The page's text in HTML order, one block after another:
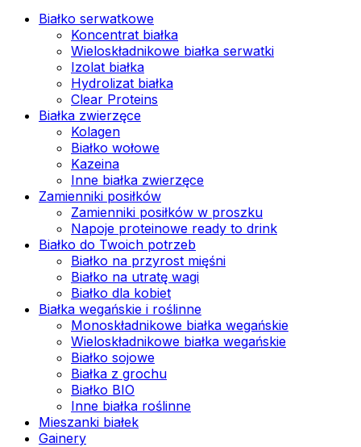
Białko serwatkowe
Koncentrat białka
Wieloskładnikowe białka serwatki
Izolat białka
Hydrolizat białka
Clear Proteins
Białka zwierzęce
Kolagen
Białko wołowe
Kazeina
Inne białka zwierzęce
Zamienniki posiłków
Zamienniki posiłków w proszku
Napoje proteinowe ready to drink
Białko do Twoich potrzeb
Białko na przyrost mięśni
Białko na utratę wagi
Białko dla kobiet
Białka wegańskie i roślinne
Monoskładnikowe białka wegańskie
Wieloskładnikowe białka wegańskie
Białko sojowe
Białka z grochu
Białko BIO
Inne białka roślinne
Mieszanki białek
Gainery